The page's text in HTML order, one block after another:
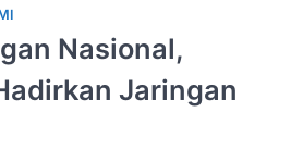
Nasional,
Jaringan